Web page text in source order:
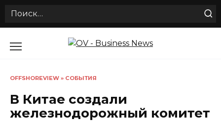
Search
OFFSHOREVIEW » СОБЫТИЯ
В Китае создали
железнодорожный комитет